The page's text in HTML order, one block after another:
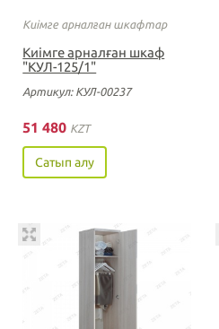
Киімге арналған шкафтар
Киімге арналған шкаф
"КУЛ-125/1"
Артикул: КУЛ-00237
51 480 KZT
Сатып алу